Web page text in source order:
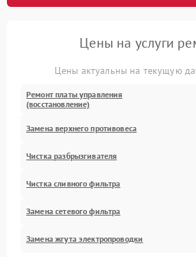
Цены на услуги
Цены актуальны на текущую
Ремонт платы управления
(восстановление)
Замена верхнего противовеса
Чистка разбрызгивателя
Чистка сливного фильтра
Замена сетевого фильтра
Замена жгута электропроводки